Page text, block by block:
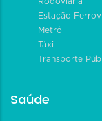
Estação
Metrô
Táxi
Transporte
Saúde